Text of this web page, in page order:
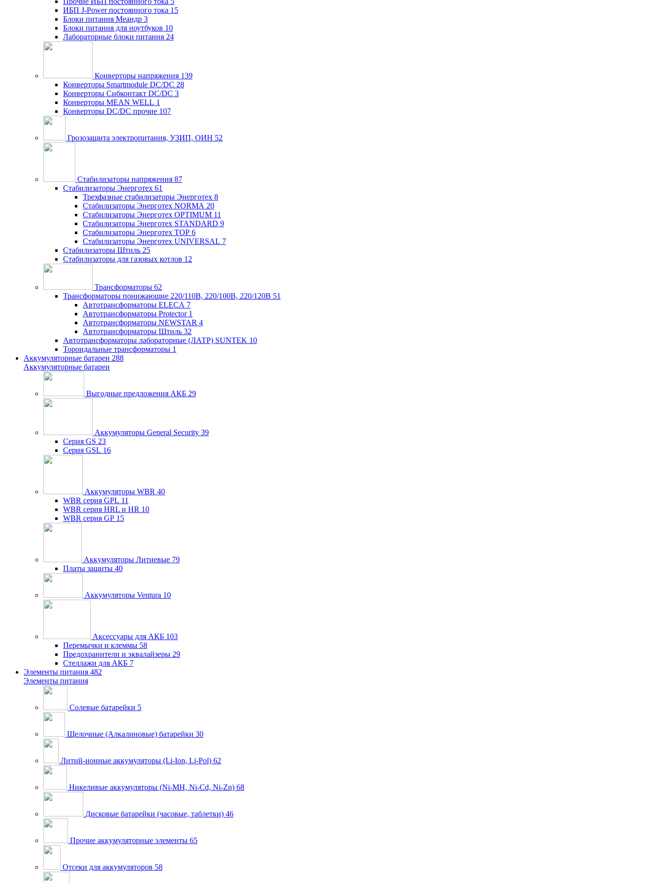
ИБП J-Power постоянного тока 15
Блоки питания Меандр 3
Блоки питания для ноутбуков 10
Лабораторные блоки питания 24
Конверторы напряжения 139
Конверторы Smartmodule DC/DC 28
Конверторы Сибконтакт DC/DC 3
Конверторы MEAN WELL 1
Конверторы DC/DC прочие 107
Грозозащита электропитания, УЗИП, ОИН 52
Стабилизаторы напряжения 87
Стабилизаторы Энерготех 61
Трехфазные стабилизаторы Энерготех 8
Стабилизаторы Энерготех NORMA 20
Стабилизаторы Энерготех OPTIMUM 11
Стабилизаторы Энерготех STANDARD 9
Стабилизаторы Энерготех TOP 6
Стабилизаторы Энерготех UNIVERSAL 7
Стабилизаторы Штиль 25
Стабилизаторы для газовых котлов 12
Трансформаторы 62
Трансформаторы понижающие 220/110В, 220/100В, 220/120В 51
Автотрансформаторы ELECA 7
Автотрансформаторы Protector 1
Автотрансформаторы NEWSTAR 4
Автотрансформаторы Штиль 32
Автотрансформаторы лабораторные (ЛАТР) SUNTEK 10
Тороидальные трансформаторы 1
Аккумуляторные батареи 288
Аккумуляторные батареи
Выгодные предложения АКБ 29
Аккумуляторы General Security 39
Серия GS 23
Серия GSL 16
Аккумуляторы WBR 40
WBR серия GPL 11
WBR серия HRL и HR 10
WBR серия GP 15
Аккумуляторы Литиевые 79
Платы защиты 40
Аккумуляторы Ventura 10
Аксессуары для АКБ 103
Перемычки и клеммы 58
Предохранители и эквалайзеры 29
Стеллажи для АКБ 7
Элементы питания 482
Элементы питания
Солевые батарейки 5
Щелочные (Алкалиновые) батарейки 30
Литий-ионные аккумуляторы (Li-Ion, Li-Pol) 62
Никеливые аккумуляторы (Ni-MH, Ni-Cd, Ni-Zn) 68
Дисковые батарейки (часовые, таблетки) 46
Прочие аккумуляторные элементы 65
Отсеки для аккумуляторов 58